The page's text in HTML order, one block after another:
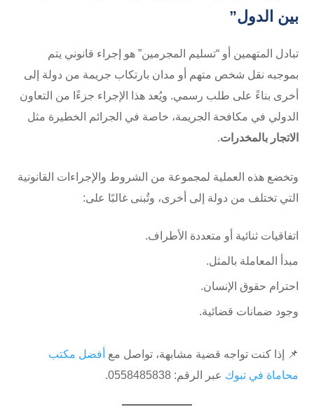
بين الدول”
تبادل المتهمين أو “تسليم المجرمين” هو إجراء قانوني يتم
بموجبه نقل شخص متهم أو مدان بارتكاب جريمة من دولة إلى
أخرى بناءً على طلب رسمي. ويُعد هذا الإجراء جزءًا من التعاون
الدولي في مكافحة الجريمة، خاصة في الجرائم الخطيرة مثل
الاتجار بالمخدرات.
وتخضع هذه العملية لمجموعة من الشروط والإجراءات القانونية
التي تختلف من دولة إلى أخرى، وتُبنى غالبًا على:
اتفاقيات ثنائية أو متعددة الأطراف.
مبدأ المعاملة بالمثل.
احترام حقوق الإنسان.
وجود ضمانات قضائية.
📌 إذا كنت تواجه قضية مشابهة، تواصل مع أفضل مكتب
محاماة في تبوك عبر الرقم: ⁦0558485838⁩.